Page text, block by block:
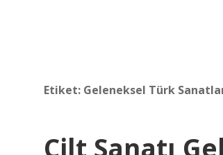
Etiket: Geleneksel Türk
Cilt Sanatı